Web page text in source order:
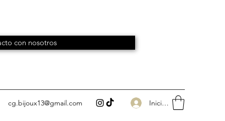
con nosotros
cg.bijoux13@gmail.com Iniciar sesión